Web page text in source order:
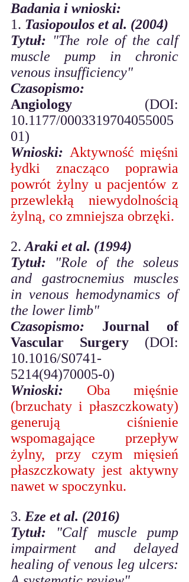
Badania i wnioski:
1. Tasiopoulos et al. (2004)
Tytuł: "The role of the calf
muscle pump in chronic
venous insufficiency"
Czasopismo:
Angiology (DOI:
10.1177/0003319704055005
01)
Wnioski: Aktywność mięśni
łydki znacząco poprawia
powrót żylny u pacjentów z
przewlekłą niewydolnością
żylną, co zmniejsza obrzęki.
2. Araki et al. (1994)
Tytuł:
"Role of the soleus
and gastrocnemius muscles
in venous hemodynamics of
the lower limb"
Czasopismo: Journal of
Vascular Surgery (DOI:
10.1016/S0741-
5214(94)70005-0)
Wnioski:
Oba mięśnie
(brzuchaty i płaszczkowaty)
generują ciśnienie
wspomagające przepływ
żylny, przy czym mięsień
płaszczkowaty jest aktywny
nawet w spoczynku.
3. Eze et al. (2016)
Tytuł:
"Calf muscle pump
impairment and delayed
healing of venous leg ulcers: